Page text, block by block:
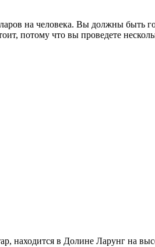
на человека. Вы должны быть
потому что вы проведете
находится в Долине Ларунг на